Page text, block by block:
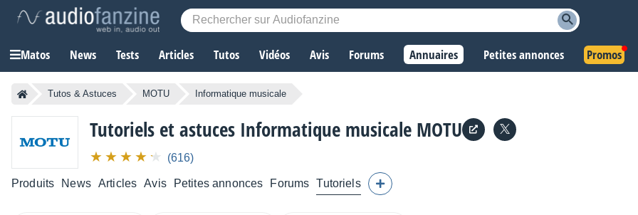
Matos News Tests Articles Tutos Vidéos Avis Forums Annuaires Petites annonces Promos
Tutos & Astuces MOTU Informatique musicale
Tutoriels et astuces Informatique musicale MOTU
(616)
Produits News Articles Avis Petites annonces Forums Tutoriels